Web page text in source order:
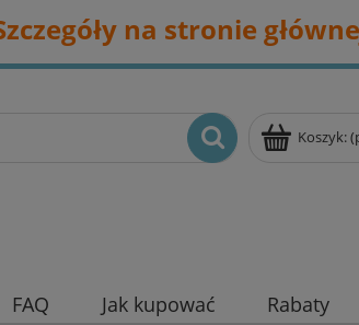
na stronie
Koszyk:
FAQ Jak kupować Rabaty